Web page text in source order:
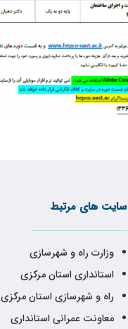
سایت های مرتبط
وزارت راه و شهرسازی
استانداری استان مرکزی
راه و شهرسازی استان مرکزی
معاونت عمرانی استانداری